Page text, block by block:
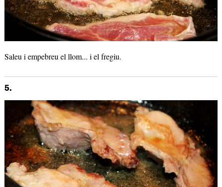
Saleu i empebreu el llom... i el fregiu.
5.